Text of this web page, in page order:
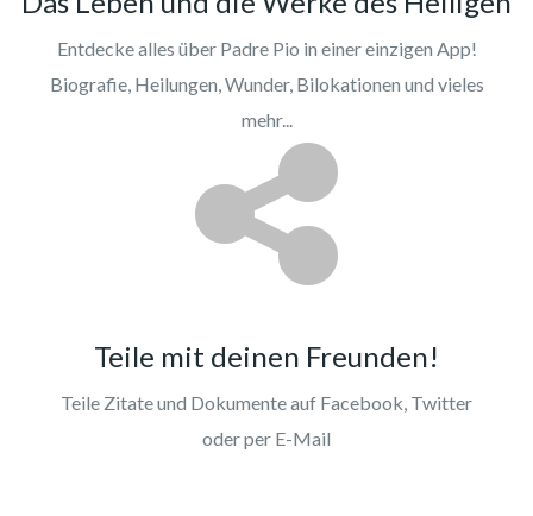
Entdecke alles über Padre Pio in einer einzigen App!
Biografie, Heilungen, Wunder, Bilokationen und vieles
mehr...
Teile mit deinen Freunden!
Teile Zitate und Dokumente auf Facebook, Twitter
oder per E-Mail